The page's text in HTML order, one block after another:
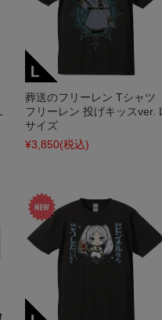
葬送のフリーレン Tシャツ
フリーレン 投げキッスver. L
サイズ
¥3,850(税込)